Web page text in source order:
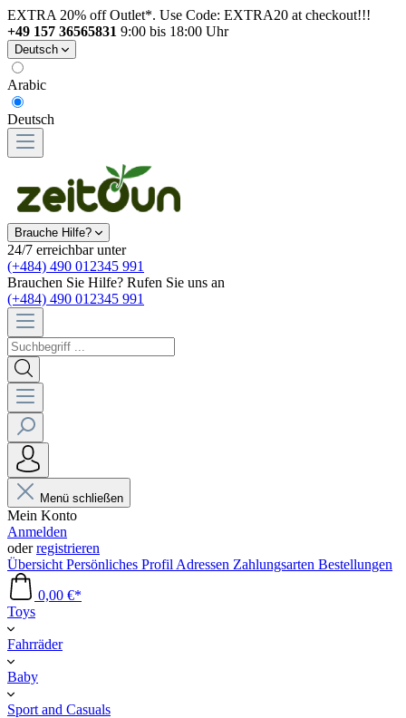
EXTRA 20% off Outlet*. Use Code: EXTRA20 at checkout!!!
+49 157 36565831 9:00 bis 18:00 Uhr
Deutsch
Arabic
Deutsch
Brauche Hilfe?
24/7 erreichbar unter
(+484) 490 012345 991
Brauchen Sie Hilfe? Rufen Sie uns an
(+484) 490 012345 991
Menü schließen
Mein Konto
Anmelden
oderregistrieren
Übersicht Persönliches Profil Adressen Zahlungsarten Bestellungen
0,00 €*
Toys
Fahrräder
Baby
Sport and Casuals